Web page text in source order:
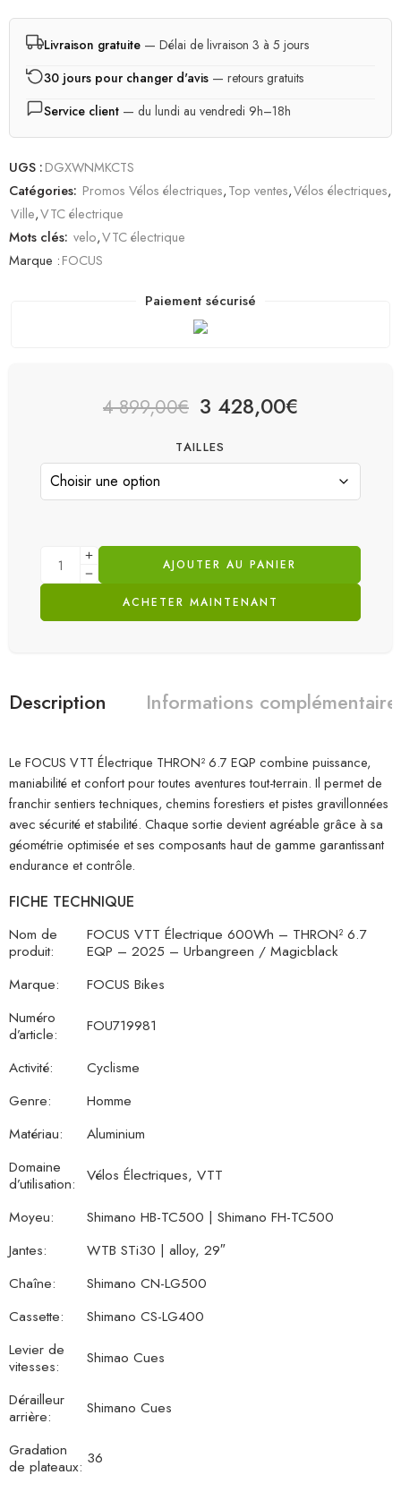
Livraison gratuite — Délai de livraison 3 à 5 jours
30 jours pour changer d'avis — retours gratuits
Service client — du lundi au vendredi 9h–18h
UGS :DGXWNMKCTS
Catégories: Promos Vélos électriques,Top ventes,Vélos électriques,
Ville,VTC électrique
Mots clés: velo,VTC électrique
Marque :FOCUS
Paiement sécurisé
4 899,00€ 3 428,00€
TAILLES
AJOUTER AU PANIER
ACHETER MAINTENANT
Description Informations
Le FOCUS VTT Électrique THRON² 6.7 EQP combine puissance,
maniabilité et confort pour toutes aventures tout-terrain. Il permet de
franchir sentiers techniques, chemins forestiers et pistes gravillonnées
avec sécurité et stabilité. Chaque sortie devient agréable grâce à sa
géométrie optimisée et ses composants haut de gamme garantissant
endurance et contrôle.
FICHE TECHNIQUE
Nom de
produit:
FOCUS VTT Électrique 600Wh – THRON² 6.7
EQP – 2025 – Urbangreen / Magicblack
Marque:
FOCUS Bikes
Numéro
d’article:
FOU719981
Activité:
Cyclisme
Genre:
Homme
Matériau:
Aluminium
Domaine
d’utilisation:
Vélos Électriques, VTT
Moyeu:
Shimano HB-TC500 | Shimano FH-TC500
Jantes:
WTB STi30 | alloy, 29″
Chaîne:
Shimano CN-LG500
Cassette:
Shimano CS-LG400
Levier de
vitesses:
Shimao Cues
Dérailleur
arrière:
Shimano Cues
Gradation
de plateaux: 36